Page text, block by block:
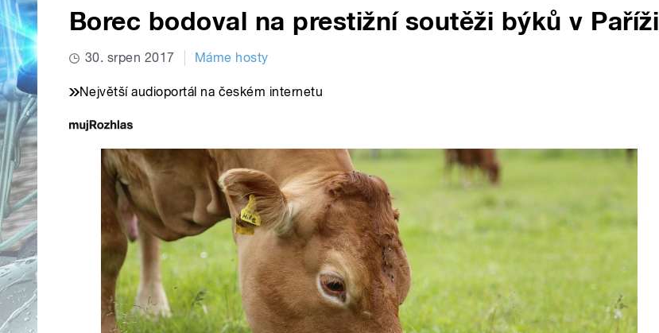
Borec bodoval na prestižní soutěži býků v Paříži
30. srpen 2017 Máme hosty
Největší audioportál na českém internetu